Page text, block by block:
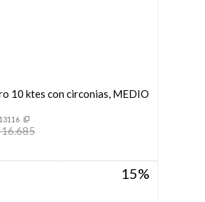
10 ktes con circonias, MEDIO
16.685
15